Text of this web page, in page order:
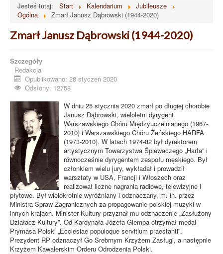
Jesteś tutaj: Start Kalendarium
Jubileusze
Ogólna
Zmarł Janusz Dąbrowski (1944-2020)
Zmarł Janusz Dąbrowski (1944-2020)
Szczegóły
Redakcja
Opublikowano: 28 styczeń 2020
Odsłony: 12758
W dniu 25 stycznia 2020 zmarł po długiej chorobie
Janusz Dąbrowski, wieloletni dyrygent
Warszawskiego Chóru Międzyuczelnianego (1967-
2010) i Warszawskiego Chóru Żeńskiego HARFA
(1973-2010). W latach 1974-82 był dyrektorem
artystycznym Towarzystwa Śpiewaczego „Harfa” i
równocześnie dyrygentem zespołu męskiego. Był
członkiem wielu jury, wykładał i prowadził
warsztaty w USA, Francji i Włoszech oraz
realizował liczne nagrania radiowe, telewizyjne i
płytowe. Był wielokrotnie wyróżniany i odznaczany, m. in. przez
Ministra Spraw Zagranicznych za propagowanie polskiej muzyki w
innych krajach. Minister Kultury przyznał mu odznaczenie „Zasłużony
Działacz Kultury”. Od Kardynała Józefa Glempa otrzymał medal
Prymasa Polski „Ecclesiae populoque servitium praestanti”.
Prezydent RP odznaczył Go Srebrnym Krzyżem Zasługi, a następnie
Krzyżem Kawalerskim Orderu Odrodzenia Polski.